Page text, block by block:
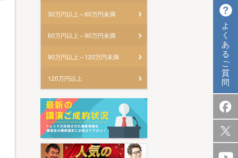
30万円以上～60万円未満
60万円以上～90万円未満
90万円以上～120万円未満
120万円以上
よ
く
あ
る
ご
質
問